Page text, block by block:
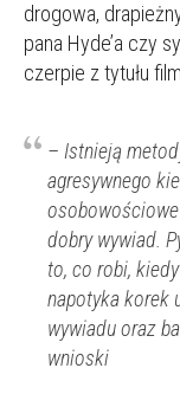
drogowa,
pana Hyde’a czy
czerpie z tytułu
– Istnieją
agresywnego
dobry wywiad.
to, co robi,
napotyka korek
wywiadu oraz
wnioski